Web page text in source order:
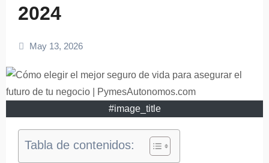
2024
May 13, 2026
#image_title
Tabla de contenidos: